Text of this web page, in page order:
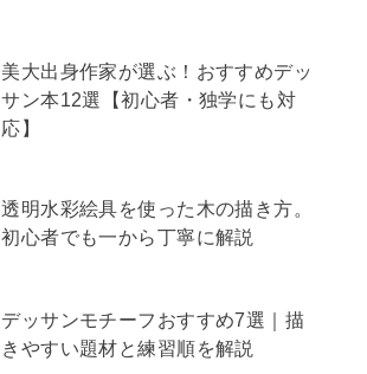
美大出身作家が選ぶ！おすすめデッ
サン本12選【初心者・独学にも対
応】
透明水彩絵具を使った木の描き方。
初心者でも一から丁寧に解説
デッサンモチーフおすすめ7選｜描
きやすい題材と練習順を解説